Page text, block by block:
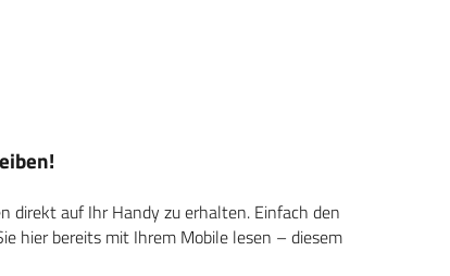
direkt auf Ihr Handy zu erhalten. Einfach den
hier bereits mit Ihrem Mobile lesen – diesem